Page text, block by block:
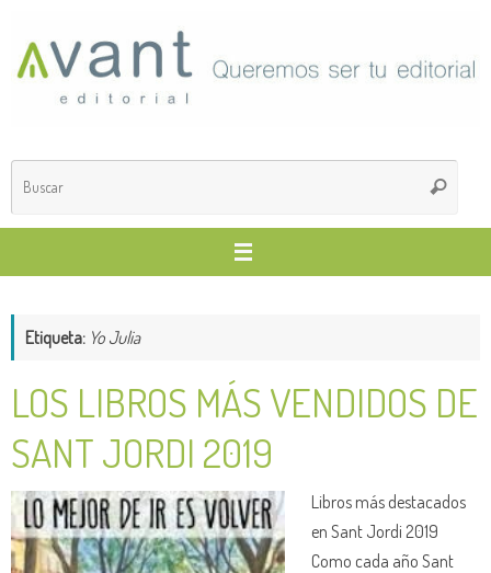
contenido
Buscar
Etiqueta: Yo Julia
LOS LIBROS MÁS VENDIDOS DE
SANT JORDI 2019
Libros más destacados
en Sant Jordi 2019
Como cada año Sant